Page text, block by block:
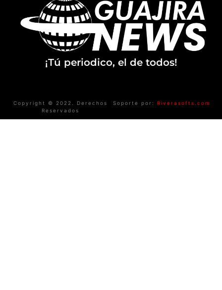
¡Tú periodico, el de todos!
Copyright © 2022. Derechos
Reservados
Soporte por: Riverasofts.com